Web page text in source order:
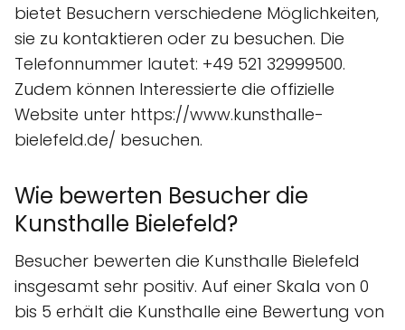
bietet Besuchern verschiedene Möglichkeiten,
sie zu kontaktieren oder zu besuchen. Die
Telefonnummer lautet: +49 521 32999500.
Zudem können Interessierte die offizielle
Website unter https://www.kunsthalle-
bielefeld.de/ besuchen.
Wie bewerten Besucher die
Kunsthalle Bielefeld?
Besucher bewerten die Kunsthalle Bielefeld
insgesamt sehr positiv. Auf einer Skala von 0
bis 5 erhält die Kunsthalle eine Bewertung von